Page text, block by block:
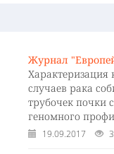
Журнал
Характеризация
случаев рака
трубочек почки
геномного
19.09.2017